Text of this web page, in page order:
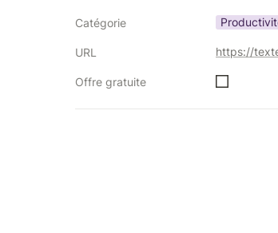
Catégorie
URL https://
Offre gratuite